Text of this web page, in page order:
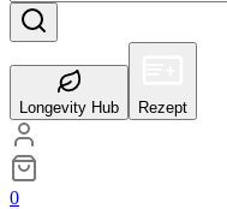
Longevity Hub Rezept
0